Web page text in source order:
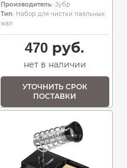
Производитель: Зубр
Тип: Набор для чистки паяльных
жал
470 руб.
нет в наличии
УТОЧНИТЬ СРОК
ПОСТАВКИ